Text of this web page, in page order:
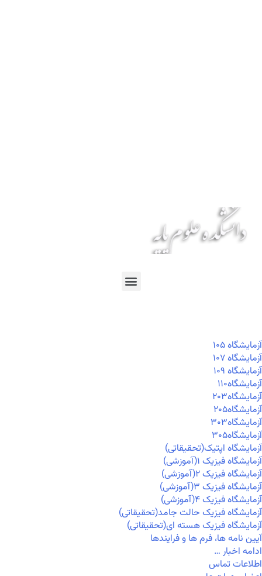
آزمايشگاه ۱۰۵
آزمايشگاه ۱۰۷
آزمايشگاه ۱۰۹
آزمايشگاه۱۱۰
آزمايشگاه۲۰۳
آزمايشگاه۲۰۵
آزمايشگاه۳۰۳
آزمايشگاه۳۰۵
آزمایشگاه اپتیک(تحقیقاتی)
آزمایشگاه فیزیک ۱(آموزشی)
آزمایشگاه فیزیک ۲(آموزشی)
آزمایشگاه فیزیک ۳(آموزشی)
آزمایشگاه فیزیک ۴(آموزشی)
آزمایشگاه فیزیک حالت جامد(تحقیقاتی)
آزمایشگاه فیزیک هسته ای(تحقیقاتی)
آیین نامه ها، فرم ها و فرایندها
ادامه اخبار …
اطلاعات تماس